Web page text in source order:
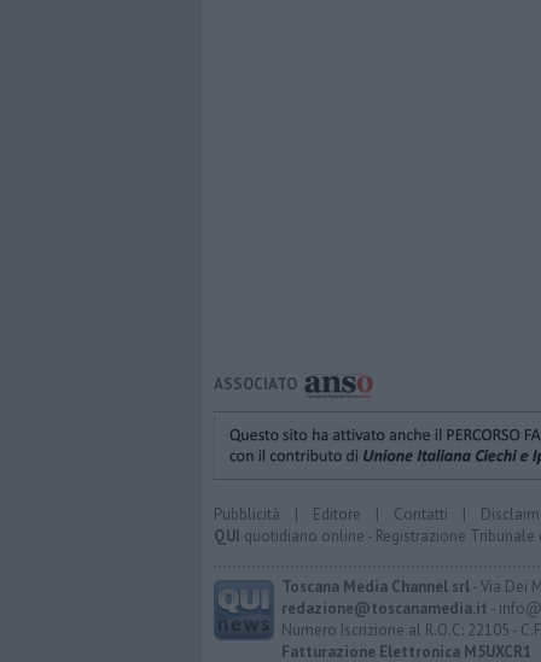
ASSOCIATO
Pubblicità | Editore | Contatti |
QUI quotidiano online - Registrazione Tribunale
Toscana Media Channel srl- Via Dei
redazione@toscanamedia.it -
Numero Iscrizione al R.O.C: 22105 -
Fatturazione Elettronica M5UXCR1